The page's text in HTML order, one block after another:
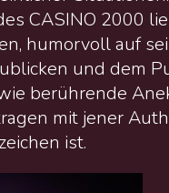
CASINO 2000
humorvoll auf
und dem
berührende
mit jener
ist.